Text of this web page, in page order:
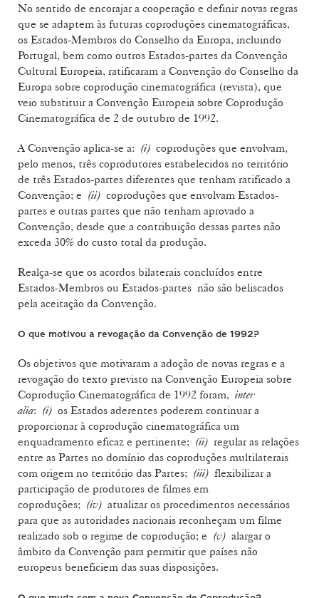
No sentido de encorajar a cooperação e definir novas regras
que se adaptem às futuras coproduções cinematográficas,
os Estados-Membros do Conselho da Europa, incluindo
Portugal, bem como outros Estados-partes da Convenção
Cultural Europeia, ratificaram a Convenção do Conselho da
Europa sobre coprodução cinematográfica (revista), que
veio substituir a Convenção Europeia sobre Coprodução
Cinematográfica de 2 de outubro de 1992.
A Convenção aplica-se a: (i) coproduções que envolvam,
pelo menos, três coprodutores estabelecidos no território
de três Estados-partes diferentes que tenham ratificado a
Convenção; e (ii) coproduções que envolvam Estados-
partes e outras partes que não tenham aprovado a
Convenção, desde que a contribuição dessas partes não
exceda 30% do custo total da produção.
Realça-se que os acordos bilaterais concluídos entre
Estados-Membros ou Estados‑partes não são beliscados
pela aceitação da Convenção.
O que motivou a revogação da Convenção de 1992?
Os objetivos que motivaram a adoção de novas regras e a
revogação do texto previsto na Convenção Europeia sobre
Coprodução Cinematográfica de 1992 foram, inter
alia: (i) os Estados aderentes poderem continuar a
proporcionar à coprodução cinematográfica um
enquadramento eficaz e pertinente; (ii) regular as relações
entre as Partes no domínio das coproduções multilaterais
com origem no território das Partes; (iii) flexibilizar a
participação de produtores de filmes em
coproduções; (iv) atualizar os procedimentos necessários
para que as autoridades nacionais reconheçam um filme
realizado sob o regime de coprodução; e (v) alargar o
âmbito da Convenção para permitir que países não
europeus beneficiem das suas disposições.